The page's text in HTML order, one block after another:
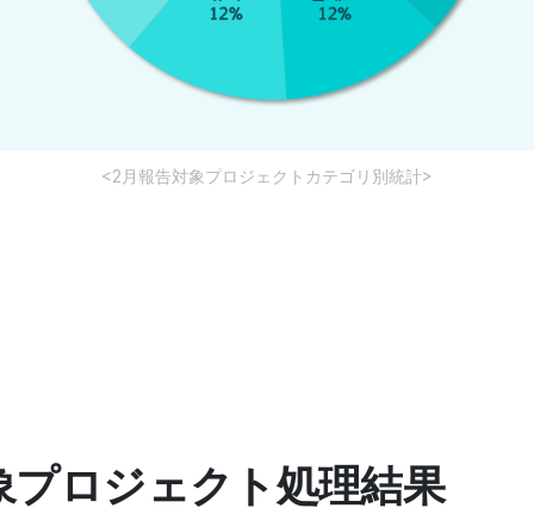
<2月報告対象プロジェクトカテゴリ別統計>
プロジェクト処理結果